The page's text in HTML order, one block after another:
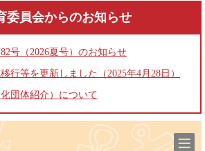
委員会からのお知らせ
号（2026夏号）のお知らせ
行等を更新しました（2025年4月28日）
団体紹介）について